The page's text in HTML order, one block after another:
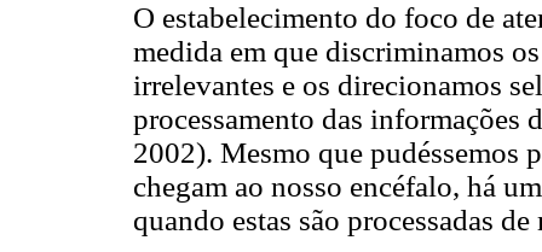
O estabelecimento do foco de
medida em que discriminamos
irrelevantes e os direcionamos
processamento das informações
2002). Mesmo que pudéssemos
chegam ao nosso encéfalo, há
quando estas são processadas